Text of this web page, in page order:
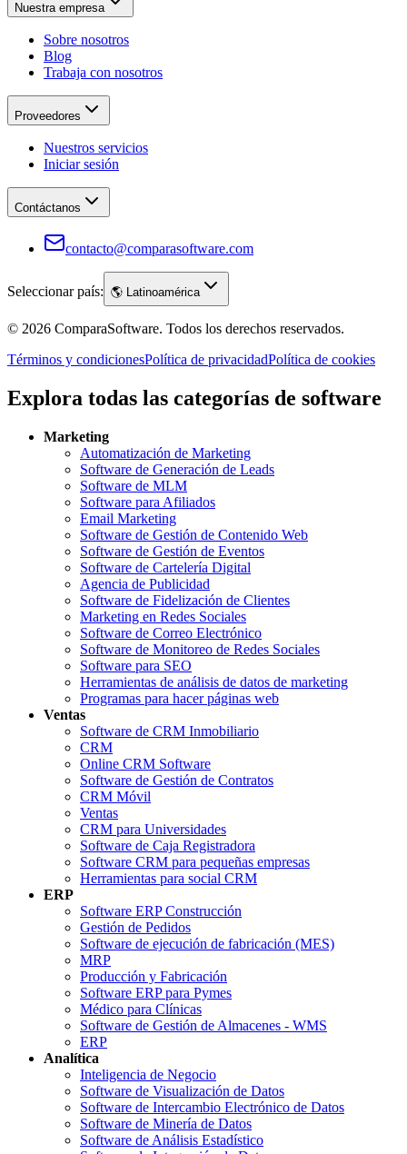
Nuestra empresa
Sobre nosotros
Blog
Trabaja con nosotros
Proveedores
Nuestros servicios
Iniciar sesión
Contáctanos
contacto@comparasoftware.com
Seleccionar país: 🌎 Latinoamérica
© 2026 ComparaSoftware. Todos los derechos reservados.
Términos y condicionesPolítica de privacidadPolítica de cookies
Explora todas las categorías de software
Marketing
Automatización de Marketing
Software de Generación de Leads
Software de MLM
Software para Afiliados
Email Marketing
Software de Gestión de Contenido Web
Software de Gestión de Eventos
Software de Cartelería Digital
Agencia de Publicidad
Software de Fidelización de Clientes
Marketing en Redes Sociales
Software de Correo Electrónico
Software de Monitoreo de Redes Sociales
Software para SEO
Herramientas de análisis de datos de marketing
Programas para hacer páginas web
Ventas
Software de CRM Inmobiliario
CRM
Online CRM Software
Software de Gestión de Contratos
CRM Móvil
Ventas
CRM para Universidades
Software de Caja Registradora
Software CRM para pequeñas empresas
Herramientas para social CRM
ERP
Software ERP Construcción
Gestión de Pedidos
Software de ejecución de fabricación (MES)
MRP
Producción y Fabricación
Software ERP para Pymes
Médico para Clínicas
Software de Gestión de Almacenes - WMS
ERP
Analítica
Inteligencia de Negocio
Software de Visualización de Datos
Software de Intercambio Electrónico de Datos
Software de Minería de Datos
Software de Análisis Estadístico